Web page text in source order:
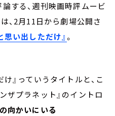
する、週刊映画時評ムービ
、2月11日から劇場公開さ
思い出しただけ』。
』っていうタイトルと、こ
ザプラネット』のイントロ
向かいにいる